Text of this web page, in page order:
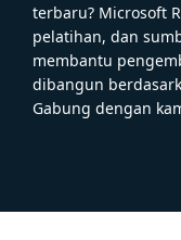
terbaru? Microsoft
pelatihan, dan
membantu
dibangun
Gabung dengan